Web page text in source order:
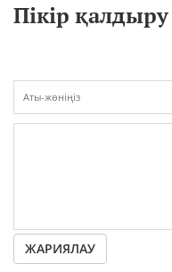
Пікір
ЖАРИЯЛАУ